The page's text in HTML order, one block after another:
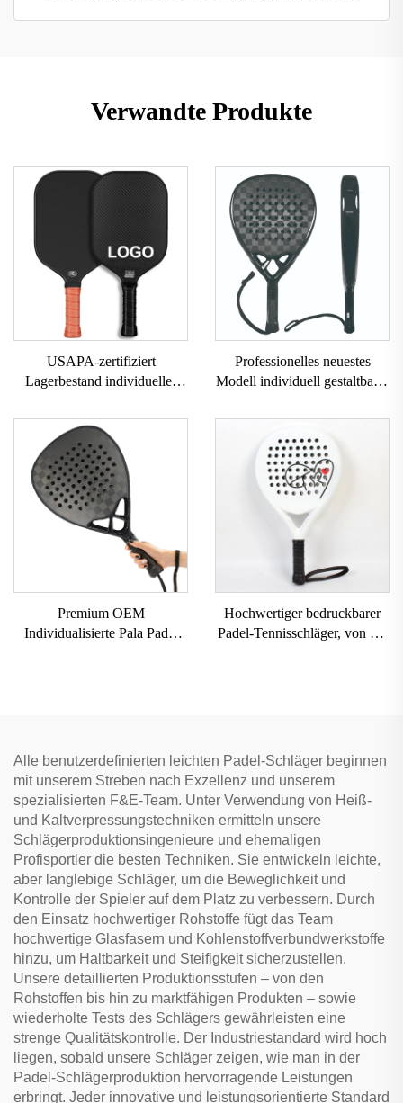
Verwandte Produkte
USAPA-zertifiziert
Lagerbestand individuelles
Pickleball-Schläger
Kohlefaseroberfläche T700
Rohkarbonfaser-Pickleball-
Schläger 2024
Professionelles neuestes
Modell individuell gestaltbarer
Paddle-Tennis-Padel-Schläger
Premium OEM
Individualisierte Pala Padel
Hochwertiger bedruckbarer
Padel-Tennisschläger, von der
Alle benutzerdefinierten leichten Padel-Schläger beginnen
mit unserem Streben nach Exzellenz und unserem
spezialisierten F&E-Team. Unter Verwendung von Heiß-
und Kaltverpressungstechniken ermitteln unsere
Schlägerproduktionsingenieure und ehemaligen
Profisportler die besten Techniken. Sie entwickeln leichte,
aber langlebige Schläger, um die Beweglichkeit und
Kontrolle der Spieler auf dem Platz zu verbessern. Durch
den Einsatz hochwertiger Rohstoffe fügt das Team
hochwertige Glasfasern und Kohlenstoffverbundwerkstoffe
hinzu, um Haltbarkeit und Steifigkeit sicherzustellen.
Unsere detaillierten Produktionsstufen – von den
Rohstoffen bis hin zu marktfähigen Produkten – sowie
wiederholte Tests des Schlägers gewährleisten eine
strenge Qualitätskontrolle. Der Industriestandard wird hoch
liegen, sobald unsere Schläger zeigen, wie man in der
Padel-Schlägerproduktion hervorragende Leistungen
erbringt. Jeder innovative und leistungsorientierte Standard